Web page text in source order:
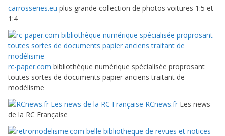
carrosseries.eu plus grande collection de photos voitures 1:5 et
1:4
rc-paper.com bibliothèque numérique spécialisée proprosant
toutes sortes de documents papier anciens traitant de
modélisme
RCnews.fr Les news
de la RC Française